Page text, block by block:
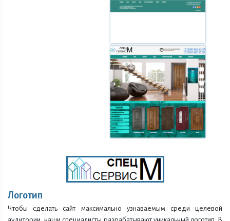
Логотип
Чтобы сделать сайт максимально узнаваемым среди целевой